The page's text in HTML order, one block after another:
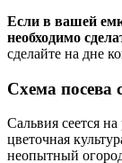
Если в вашей
необходимо
сделайте на дне
Схема посева
Сальвия сеется
цветочная
неопытный